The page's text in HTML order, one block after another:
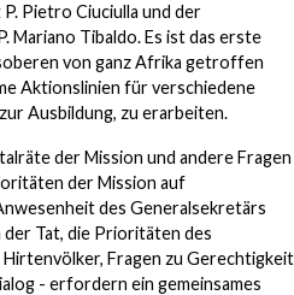
Pietro Ciuciulla und der
Mariano Tibaldo. Es ist das erste
von ganz Afrika getroffen
Aktionslinien für verschiedene
Ausbildung, zu erarbeiten.
der Mission und andere Fragen
der Mission auf
des Generalsekretärs
Tat, die Prioritäten des
Fragen zu Gerechtigkeit
- erfordern ein gemeinsames